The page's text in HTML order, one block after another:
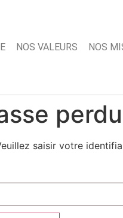
NOS VALEURS NOS
perdu
saisir votre